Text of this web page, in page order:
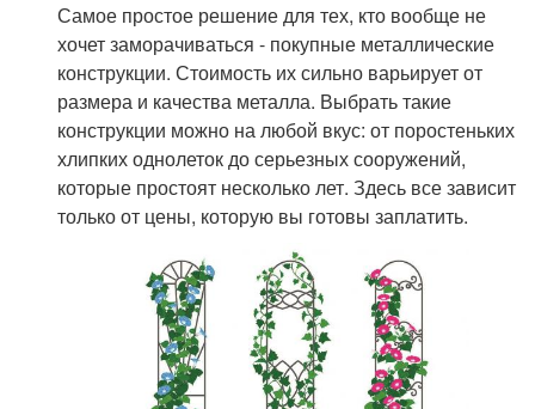
Самое простое решение для тех, кто вообще не
хочет заморачиваться - покупные металлические
конструкции. Стоимость их сильно варьирует от
размера и качества металла. Выбрать такие
конструкции можно на любой вкус: от поростеньких
хлипких однолеток до серьезных сооружений,
которые простоят несколько лет. Здесь все зависит
только от цены, которую вы готовы заплатить.